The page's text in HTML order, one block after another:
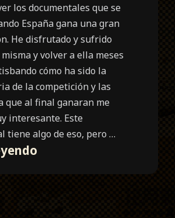
los documentales que se
España gana una gran
He disfrutado y sufrido
y volver a ella meses
cómo ha sido la
de la competición y las
que al final ganaran me
interesante. Este
tiene algo de eso, pero …